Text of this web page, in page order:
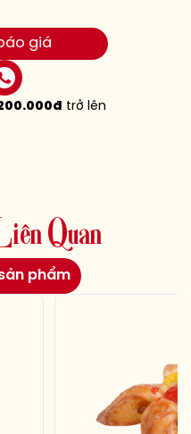
giá
trở lên
Liên Quan
phẩm